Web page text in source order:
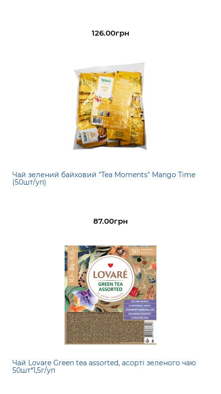
126.00грн
Чай зелений байховий "Tea Moments" Mango Time
(50шт/уп)
87.00грн
Чай Lovare Green tea assorted, асорті зеленого чаю
50шт*1,5г/уп